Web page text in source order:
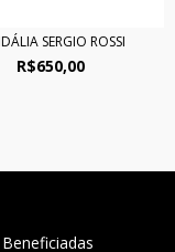
SERGIO ROSSI
R$650,00